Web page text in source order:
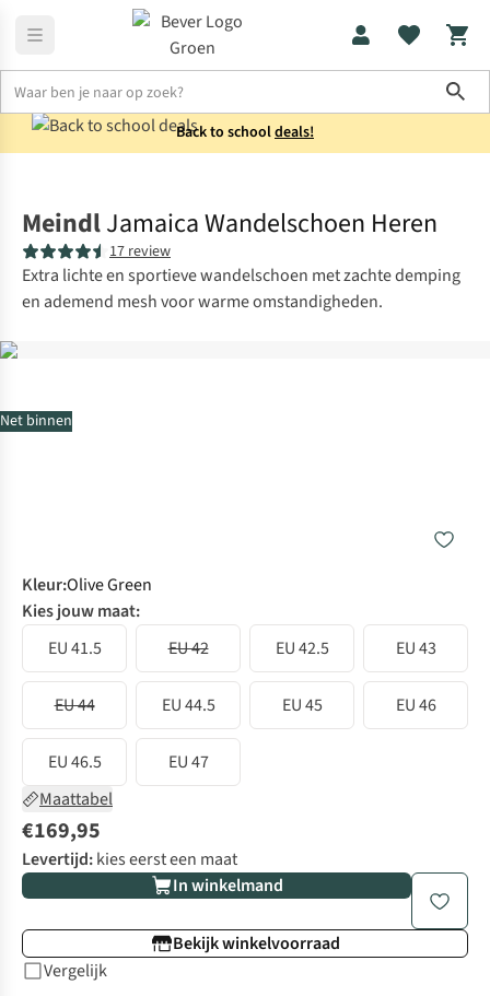
Back to schooldeals!
Net binnen
MeindlJamaica Wandelschoen Heren
17 review
Extra lichte en sportieve wandelschoen met zachte demping
en ademend mesh voor warme omstandigheden.
Kleur:Olive Green
Kies jouw maat:
EU 41.5
EU 42 EU 42.5 EU 43
EU 44 EU 44.5 EU 45 EU 46
EU 46.5
EU 47
Maattabel
€169,95
Levertijd:kies eerst een maat
In winkelmand
Bekijk winkelvoorraad
Vergelijk